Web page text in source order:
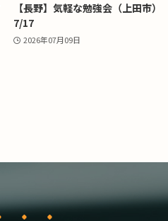
【長野】気軽な勉強会（上田市）
7/17
2026年07月09日